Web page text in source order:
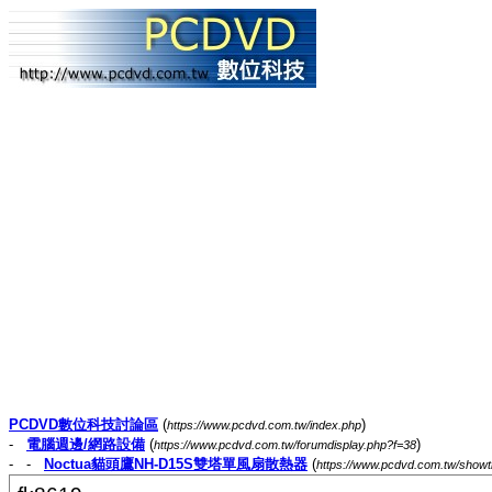
PCDVD數位科技討論區 (https://www.pcdvd.com.tw/index.php)
- 電腦週邊/網路設備 (https://www.pcdvd.com.tw/forumdisplay.php?f=38)
- -
Noctua貓頭鷹NH-D15S雙塔單風扇散熱器 (https://www.pcdvd.com.tw/